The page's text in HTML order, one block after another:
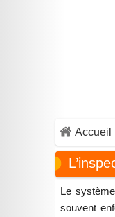
Accueil
Le
souvent